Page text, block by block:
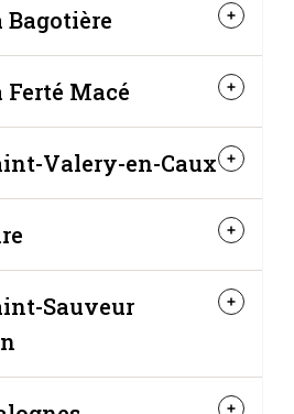
Bagotière
Ferté Macé
Valery-en-Caux
Sauveur